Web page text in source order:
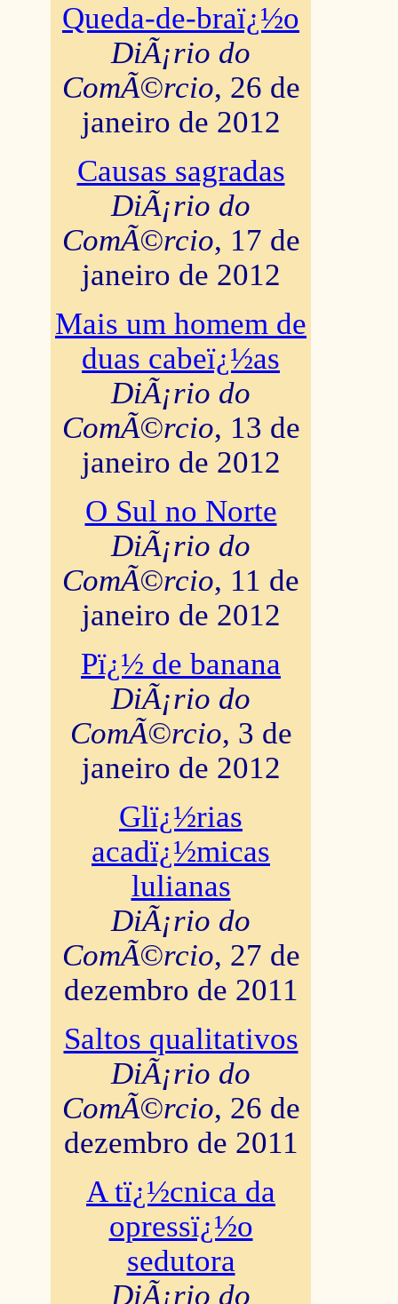
Queda-de-braï¿½o
DiÃ¡rio do
ComÃ©rcio, 26 de
janeiro de 2012
Causas sagradas
DiÃ¡rio do
ComÃ©rcio, 17 de
janeiro de 2012
Mais um homem de
duas cabeï¿½as
DiÃ¡rio do
ComÃ©rcio, 13 de
janeiro de 2012
O Sul no Norte
DiÃ¡rio do
ComÃ©rcio, 11 de
janeiro de 2012
Pï¿½ de banana
DiÃ¡rio do
ComÃ©rcio, 3 de
janeiro de 2012
Glï¿½rias
acadï¿½micas
lulianas
DiÃ¡rio do
ComÃ©rcio, 27 de
dezembro de 2011
Saltos qualitativos
DiÃ¡rio do
ComÃ©rcio, 26 de
dezembro de 2011
A tï¿½cnica da
opressï¿½o
sedutora
DiÃ¡rio do